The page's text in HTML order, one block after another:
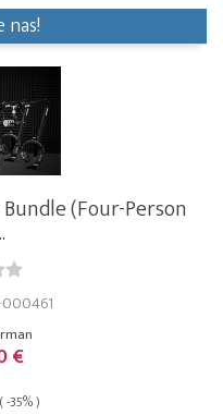
(Four-Person
000461
€
-35% )